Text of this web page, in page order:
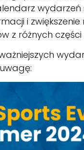
i
z różnych